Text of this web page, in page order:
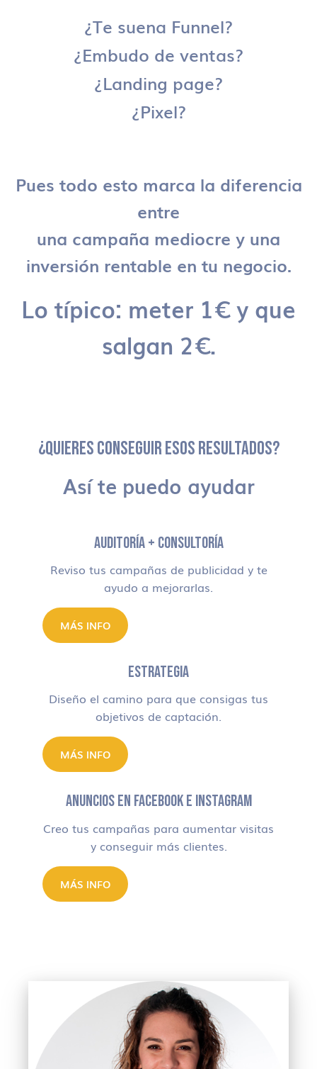
¿Te suena Funnel?
¿Embudo de ventas?
¿Landing page?
¿Pixel?
Pues todo esto marca la diferencia
entre
una campaña mediocre y una
inversión rentable en tu negocio.
Lo típico: meter 1€ y que
salgan 2€.
¿QUIERES CONSEGUIR ESOS RESULTADOS?
Así te puedo ayudar
AUDITORÍA + CONSULTORÍA
Reviso tus campañas de publicidad y te
ayudo a mejorarlas.
MÁS INFO
ESTRATEGIA
Diseño el camino para que consigas tus
objetivos de captación.
MÁS INFO
ANUNCIOS EN FACEBOOK E INSTAGRAM
Creo tus campañas para aumentar visitas
y conseguir más clientes.
MÁS INFO